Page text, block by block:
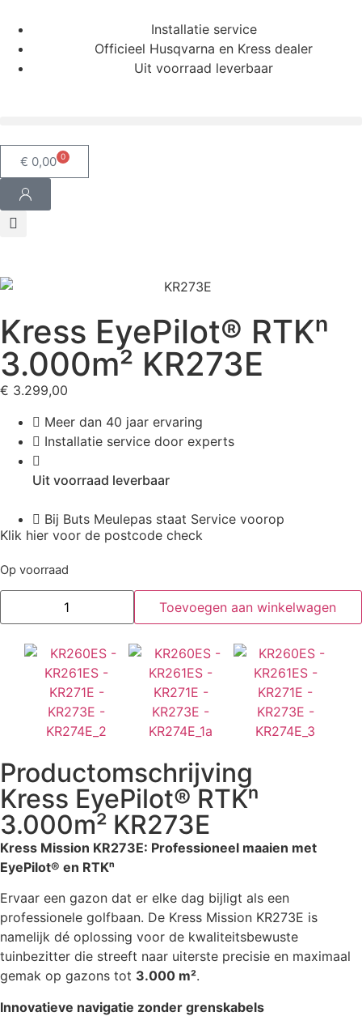
Installatie service
Officieel Husqvarna en Kress dealer
Uit voorraad leverbaar
€ 0,00 0
Kress EyePilot® RTKⁿ
3.000m² KR273E
€ 3.299,00
Meer dan 40 jaar ervaring
Installatie service door experts
Uit voorraad leverbaar
Bij Buts Meulepas staat Service voorop
Klik hier voor de postcode check
Op voorraad
Toevoegen aan winkelwagen
Productomschrijving
Kress EyePilot® RTKⁿ
3.000m² KR273E
Kress Mission KR273E: Professioneel maaien met
EyePilot® en RTKⁿ
Ervaar een gazon dat er elke dag bijligt als een
professionele golfbaan. De Kress Mission KR273E is
namelijk dé oplossing voor de kwaliteitsbewuste
tuinbezitter die streeft naar uiterste precisie en maximaal
gemak op gazons tot 3.000 m².
Innovatieve navigatie zonder grenskabels